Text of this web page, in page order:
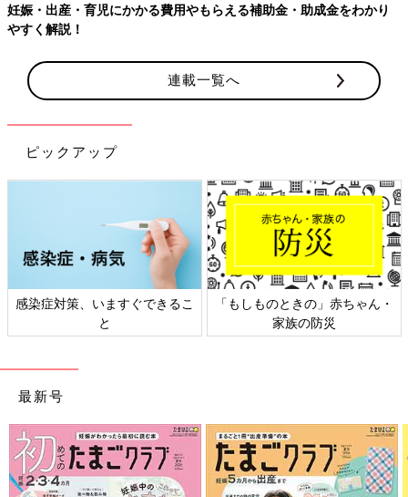
妊娠・出産・育児にかかる費用やもらえる補助金・助成金をわかり
やすく解説！
連載一覧へ
ピックアップ
感染症対策、いますぐできるこ
と
「もしものときの」赤ちゃん・
家族の防災
最新号